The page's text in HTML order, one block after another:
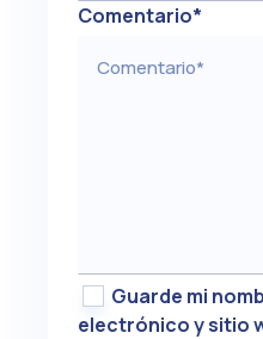
Comentario*
Guarde mi
electrónico y sitio